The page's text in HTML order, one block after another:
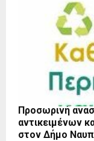
Προσωρινή
αντικειμένων
στον Δήμο